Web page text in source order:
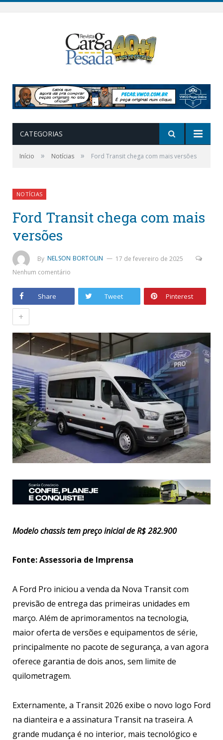
CATEGORIAS
Início » Notícias » Ford Transit chega com mais versões
NOTÍCIAS
Ford Transit chega com mais
versões
By NELSON BORTOLIN
17 de fevereiro de 2025
Nenhum comentário
Share Tweet Pinterest
+
Modelo chassis tem preço inicial de R$ 282.900
Fonte: Assessoria de Imprensa
A Ford Pro iniciou a venda da Nova Transit com
previsão de entrega das primeiras unidades em
março. Além de aprimoramentos na tecnologia,
maior oferta de versões e equipamentos de série,
principalmente no pacote de segurança, a van agora
oferece garantia de dois anos, sem limite de
quilometragem.
Externamente, a Transit 2026 exibe o novo logo Ford
na dianteira e a assinatura Transit na traseira. A
grande mudança é no interior, mais tecnológico e